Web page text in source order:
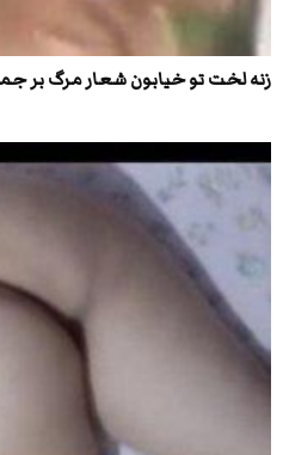
زنه لخت تو خیابون شعار مرگ بر